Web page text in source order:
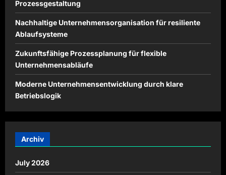
Prozessgestaltung
Nachhaltige Unternehmensorganisation für resiliente
Ablaufsysteme
Zukunftsfähige Prozessplanung für flexible
Unternehmensabläufe
Moderne Unternehmensentwicklung durch klare
Betriebslogik
Archiv
July 2026